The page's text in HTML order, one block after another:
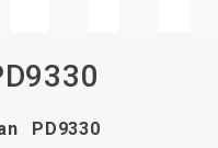
PD9330